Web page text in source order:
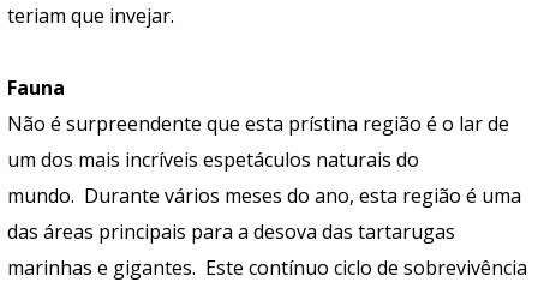
teriam que invejar.
Fauna
Não é surpreendente que esta prístina região é o lar de
um dos mais incríveis espetáculos naturais do
mundo. Durante vários meses do ano, esta região é uma
das áreas principais para a desova das tartarugas
marinhas e gigantes. Este contínuo ciclo de sobrevivência